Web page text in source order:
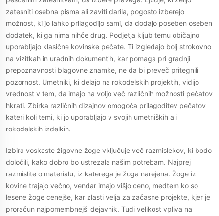
zatesniti osebna pisma ali zaviti darila, pogosto izberejo
možnost, ki jo lahko prilagodijo sami, da dodajo poseben oseben
dodatek, ki ga nima nihče drug. Podjetja kljub temu običajno
uporabljajo klasične kovinske pečate. Ti izgledajo bolj strokovno
na vizitkah in uradnih dokumentih, kar pomaga pri gradnji
prepoznavnosti blagovne znamke, ne da bi preveč pritegnili
pozornost. Umetniki, ki delajo na rokodelskih projektih, vidijo
vrednost v tem, da imajo na voljo več različnih možnosti pečatov
hkrati. Zbirka različnih dizajnov omogoča prilagoditev pečatov
kateri koli temi, ki jo uporabljajo v svojih umetniških ali
rokodelskih izdelkih.
Izbira voskaste žigovne žoge vključuje več razmislekov, ki bodo
določili, kako dobro bo ustrezala našim potrebam. Najprej
razmislite o materialu, iz katerega je žoga narejena. Žoge iz
kovine trajajo večno, vendar imajo višjo ceno, medtem ko so
lesene žoge cenejše, kar zlasti velja za začasne projekte, kjer je
proračun najpomembnejši dejavnik. Tudi velikost vpliva na